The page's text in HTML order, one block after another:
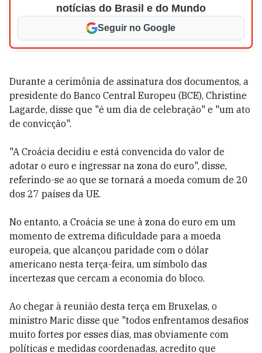
notícias do Brasil e do Mundo
Seguir no Google
Durante a cerimônia de assinatura dos documentos, a
presidente do Banco Central Europeu (BCE), Christine
Lagarde, disse que "é um dia de celebração" e "um ato
de convicção".
"A Croácia decidiu e está convencida do valor de
adotar o euro e ingressar na zona do euro", disse,
referindo-se ao que se tornará a moeda comum de 20
dos 27 países da UE.
No entanto, a Croácia se une à zona do euro em um
momento de extrema dificuldade para a moeda
europeia, que alcançou paridade com o dólar
americano nesta terça-feira, um símbolo das
incertezas que cercam a economia do bloco.
Ao chegar à reunião desta terça em Bruxelas, o
ministro Maric disse que "todos enfrentamos desafios
muito fortes por esses dias, mas obviamente com
políticas e medidas coordenadas, acredito que